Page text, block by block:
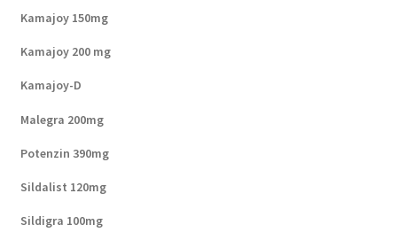
Kamajoy 150mg
Kamajoy 200 mg
Kamajoy-D
Malegra 200mg
Potenzin 390mg
Sildalist 120mg
Sildigra 100mg